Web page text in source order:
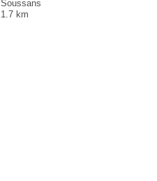
Soussans
1.7 km